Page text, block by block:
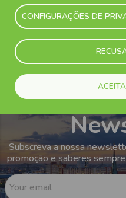
CONFIGURAÇÕES DE
O tempo é
Subscreva a nossa
promoção e saberes
Your email